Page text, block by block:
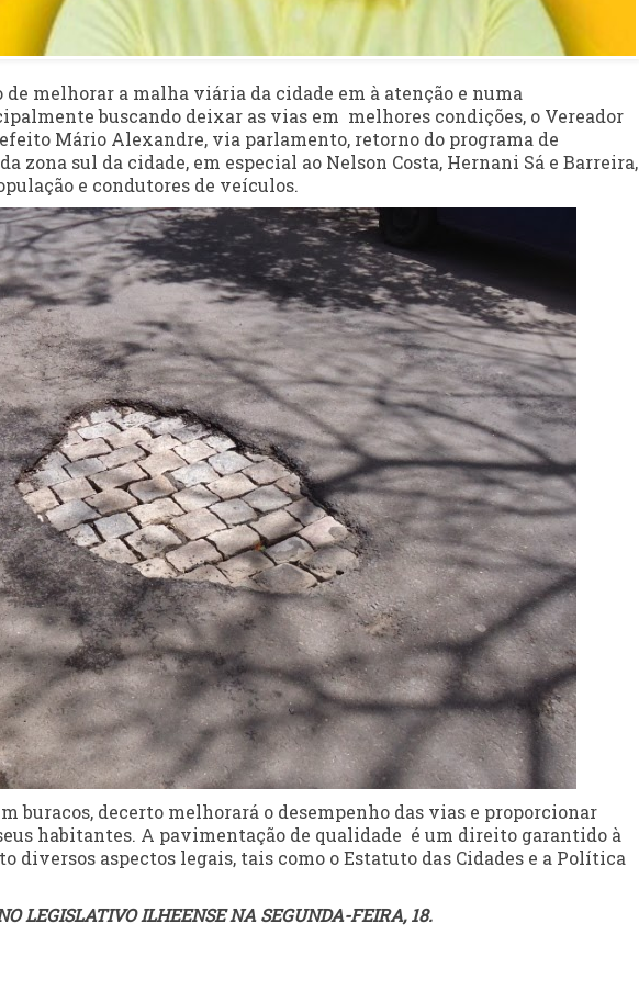
de melhorar a malha viária da cidade em à atenção e numa
buscando deixar as vias em melhores condições, o Vereador
Mário Alexandre, via parlamento, retorno do programa de
zona sul da cidade, em especial ao Nelson Costa, Hernani Sá e Barreira,
e condutores de veículos.
buracos, decerto melhorará o desempenho das vias e proporcionar
habitantes. A pavimentação de qualidade é um direito garantido à
diversos aspectos legais, tais como o Estatuto das Cidades e a Política
LEGISLATIVO ILHEENSE NA SEGUNDA-FEIRA, 18.